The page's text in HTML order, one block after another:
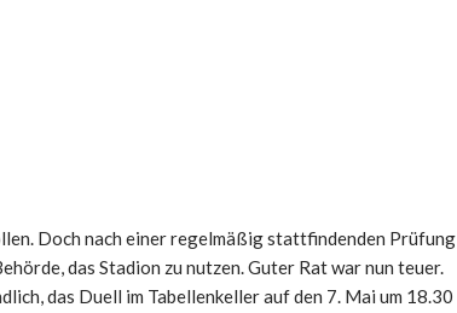
Doch nach einer regelmäßig stattfindenden Prüfung
das Stadion zu nutzen. Guter Rat war nun teuer.
das Duell im Tabellenkeller auf den 7. Mai um 18.30